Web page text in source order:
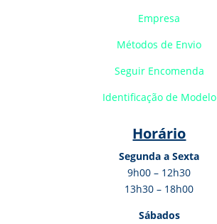
Empresa
Métodos de Envio
Seguir Encomenda
Identificação de Modelo
Horário
Segunda a Sexta
9h00 – 12h30
13h30 – 18h00
Sábados